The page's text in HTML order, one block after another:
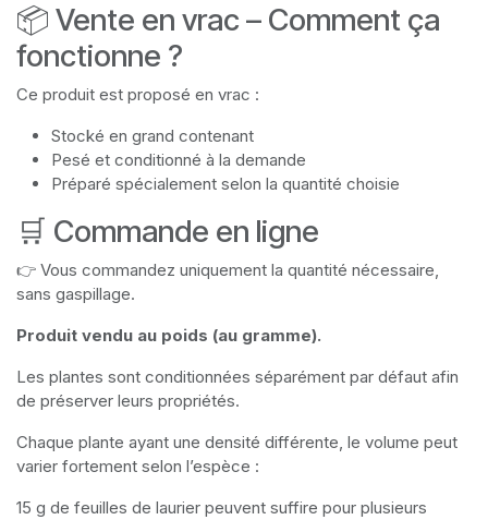
📦 Vente en vrac – Comment ça
fonctionne ?
Ce produit est proposé en vrac :
Stocké en grand contenant
Pesé et conditionné à la demande
Préparé spécialement selon la quantité choisie
🛒 Commande en ligne
👉 Vous commandez uniquement la quantité nécessaire,
sans gaspillage.
Produit vendu au poids (au gramme).
Les plantes sont conditionnées séparément par défaut afin
de préserver leurs propriétés.
Chaque plante ayant une densité différente, le volume peut
varier fortement selon l’espèce :
15 g de feuilles de laurier peuvent suffire pour plusieurs